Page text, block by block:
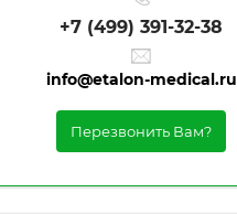
+7 (499) 391-32-38
info@etalon-medical.ru
Перезвонить Вам?